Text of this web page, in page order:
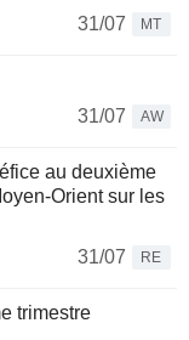
31/07
MT
31/07
AW
au deuxième
Orient sur les
31/07
RE
trimestre